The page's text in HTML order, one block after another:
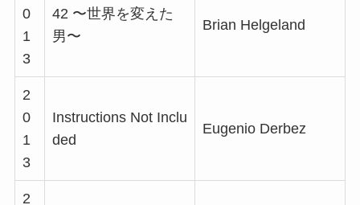
0
1
3
42 〜世界を変えた
男〜
Brian Helgeland
2
0
1
3
Instructions Not Inclu
ded
Eugenio Derbez
2